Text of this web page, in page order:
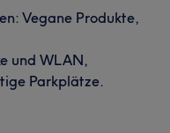
Vegane Produkte,
und WLAN,
Parkplätze.